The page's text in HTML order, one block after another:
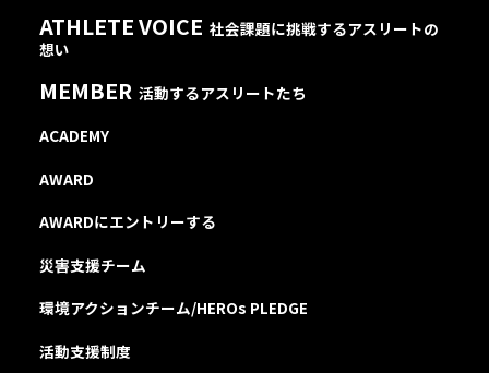
ATHLETE VOICE 社会課題に挑戦するアスリートの
想い
MEMBER 活動するアスリートたち
ACADEMY
AWARD
AWARDにエントリーする
災害支援チーム
環境アクションチーム/HEROs PLEDGE
活動支援制度